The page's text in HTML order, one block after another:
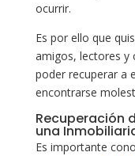
ocurrir.
Es por ello que
amigos, lectores y
poder recuperar a
encontrarse
Recuperación
una
Es importante